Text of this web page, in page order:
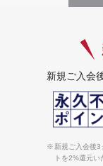
新規ご入会
新規ご入会後
トを2%還元い